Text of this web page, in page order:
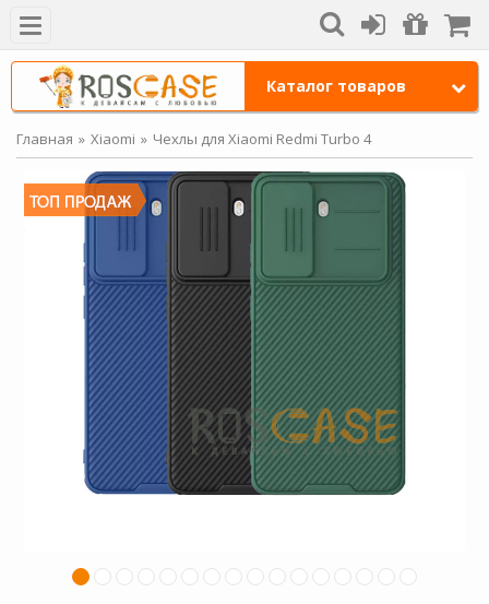
Каталог товаров
Главная Xiaomi Чехлы для Xiaomi Redmi Turbo 4